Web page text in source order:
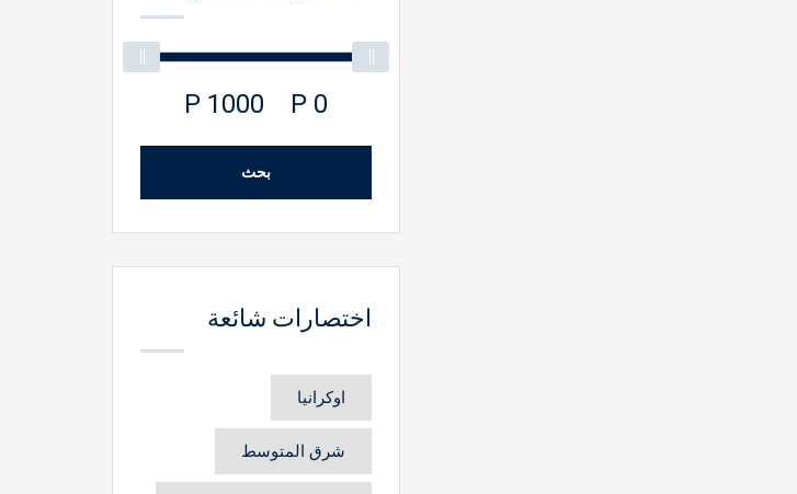
0 P
1000 P
بحث
اختصارات شائعة
اوكرانيا
شرق المتوسط